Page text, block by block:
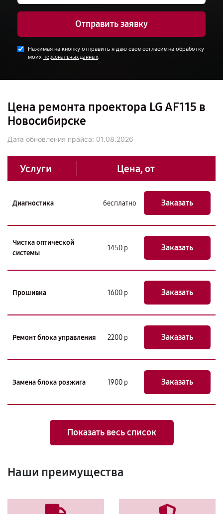
Отправить заявку
Нажимая на кнопку отправить я даю свое согласие на обработку
моих персональных данных.
Цена ремонта проектора LG AF115 в
Новосибирске
Дата обновления прайса: 01.08.2026
Услуги Цена, от
Диагностика бесплатно Заказать
Чистка оптической
системы
1450 р Заказать
Прошивка 1600 р Заказать
Ремонт блока управления 2200 р Заказать
Замена блока розжига 1900 р Заказать
Показать весь список
Наши преимущества